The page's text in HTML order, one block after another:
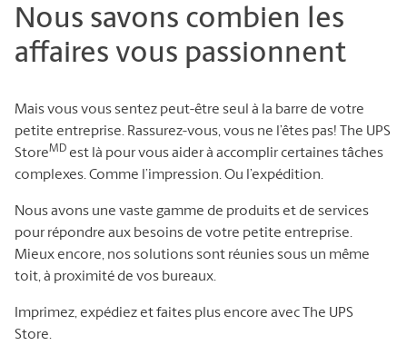
Nous savons combien les
affaires vous passionnent
Mais vous vous sentez peut-être seul à la barre de votre
petite entreprise. Rassurez-vous, vous ne l’êtes pas! The UPS
StoreMD est là pour vous aider à accomplir certaines tâches
complexes. Comme l’impression. Ou l’expédition.
Nous avons une vaste gamme de produits et de services
pour répondre aux besoins de votre petite entreprise.
Mieux encore, nos solutions sont réunies sous un même
toit, à proximité de vos bureaux.
Imprimez, expédiez et faites plus encore avec The UPS
Store.